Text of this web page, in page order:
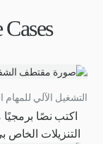
التشغيل الآلي
التنزيلات